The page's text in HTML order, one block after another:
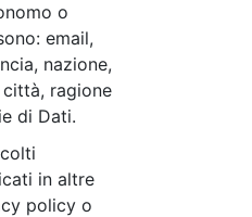
o
email,
nazione,
ragione
di Dati.
in altre
policy o